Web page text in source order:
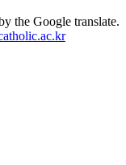
the Google translate.